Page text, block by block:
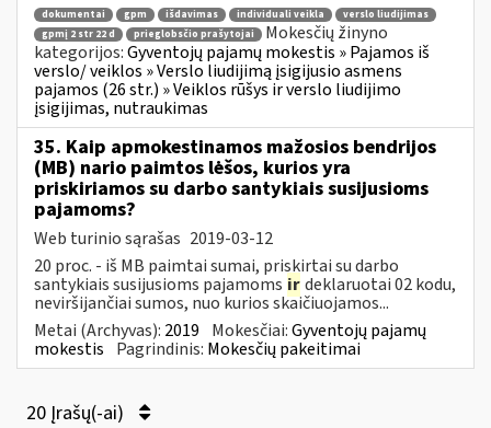
dokumentai gpm išdavimas individuali veikla
verslo liudijimas
gpmį 2 str 22 d
prieglobsčio prašytojai
Mokesčių žinyno
kategorijos:Gyventojų pajamų mokestis » Pajamos iš
verslo/ veiklos » Verslo liudijimą įsigijusio asmens
pajamos (26 str.) » Veiklos rūšys ir verslo liudijimo
įsigijimas, nutraukimas
35. Kaip apmokestinamos mažosios bendrijos
(MB) nario paimtos lėšos, kurios yra
priskiriamos su darbo santykiais susijusioms
pajamoms?
Web turinio sąrašas 2019-03-12
20 proc. - iš MB paimtai sumai, priskirtai su darbo
santykiais susijusioms pajamoms irdeklaruotai 02 kodu,
neviršijančiai sumos, nuo kurios skaičiuojamos...
Metai (Archyvas): 2019 Mokesčiai:Gyventojų pajamų
mokestis Pagrindinis: Mokesčių pakeitimai
20 Įrašų(-ai)